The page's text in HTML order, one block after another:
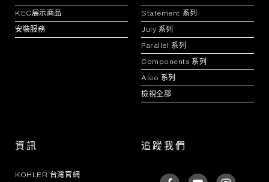
KEC展示商品
安裝服務
Statement 系列
July 系列
Parallel 系列
Components 系列
Aleo 系列
檢視全部
資訊
KOHLER 台灣官網
追蹤我們